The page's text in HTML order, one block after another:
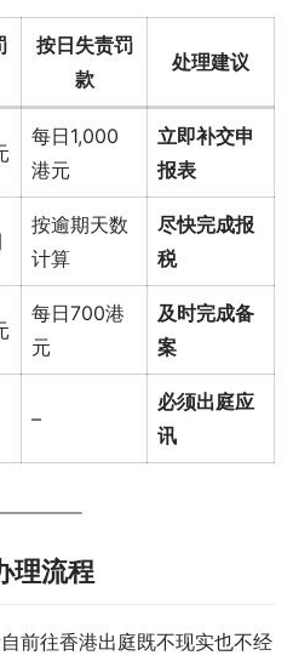
按日失责罚
款
处理建议
每日1,000
港元
立即补交申
报表
按逾期天数
计算
尽快完成报
税
每日700港
元
及时完成备
案
–
必须出庭应
讯
理流程
前往香港出庭既不现实也不经